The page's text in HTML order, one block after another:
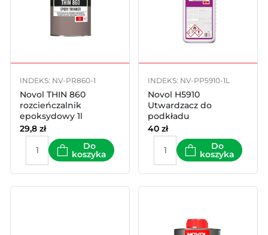
INDEKS: NV-PR860-1
Novol THIN 860
rozcieńczalnik
epoksydowy 1l
29,8 zł
Do
koszyka
INDEKS: NV-PP5910-1L
Novol H5910
Utwardzacz do
podkładu
reaktywnego 1000ml
40 zł
Do
koszyka